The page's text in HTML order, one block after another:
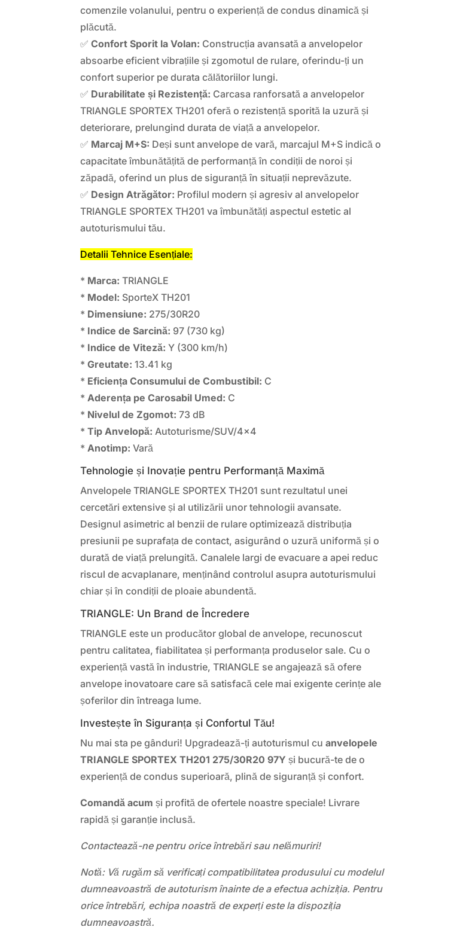
comenzile volanului, pentru o experiență de condus dinamică și
plăcută.
✅Confort Sporit la Volan: Construcția avansată a anvelopelor
absoarbe eficient vibrațiile și zgomotul de rulare, oferindu-ți un
confort superior pe durata călătoriilor lungi.
✅ Durabilitate și Rezistență: Carcasa ranforsată a anvelopelor
TRIANGLE SPORTEX TH201 oferă o rezistență sporită la uzură și
deteriorare, prelungind durata de viață a anvelopelor.
✅ Marcaj M+S: Deși sunt anvelope de vară, marcajul M+S indică o
capacitate îmbunătățită de performanță în condiții de noroi și
zăpadă, oferind un plus de siguranță în situații neprevăzute.
✅ Design Atrăgător: Profilul modern și agresiv al anvelopelor
TRIANGLE SPORTEX TH201 va îmbunătăți aspectul estetic al
autoturismului tău.
Detalii Tehnice Esențiale:
* Marca: TRIANGLE
* Model: SporteX TH201
* Dimensiune: 275/30R20
* Indice de Sarcină: 97 (730 kg)
* Indice de Viteză: Y (300 km/h)
*Greutate: 13.41 kg
* Eficiența Consumului de Combustibil: C
* Aderența pe Carosabil Umed: C
* Nivelul de Zgomot: 73 dB
*Tip Anvelopă: Autoturisme/SUV/4×4
* Anotimp: Vară
Tehnologie și Inovație pentru Performanță Maximă
Anvelopele TRIANGLE SPORTEX TH201 sunt rezultatul unei
cercetări extensive și al utilizării unor tehnologii avansate.
Designul asimetric al benzii de rulare optimizează distribuția
presiunii pe suprafața de contact, asigurând o uzură uniformă și o
durată de viață prelungită. Canalele largi de evacuare a apei reduc
riscul de acvaplanare, menținând controlul asupra autoturismului
chiar și în condiții de ploaie abundentă.
TRIANGLE: Un Brand de Încredere
TRIANGLE este un producător global de anvelope, recunoscut
pentru calitatea, fiabilitatea și performanța produselor sale. Cu o
experiență vastă în industrie, TRIANGLE se angajează să ofere
anvelope inovatoare care să satisfacă cele mai exigente cerințe ale
șoferilor din întreaga lume.
Investește în Siguranța și Confortul Tău!
Nu mai sta pe gânduri! Upgradează-ți autoturismul cuanvelopele
TRIANGLE SPORTEX TH201 275/30R20 97Y și bucură-te de o
experiență de condus superioară, plină de siguranță și confort.
Comandă acum și profită de ofertele noastre speciale! Livrare
rapidă și garanție inclusă.
Contactează-ne pentru orice întrebări sau nelămuriri!
Notă: Vă rugăm să verificați compatibilitatea produsului cu modelul
dumneavoastră de autoturism înainte de a efectua achiziția. Pentru
orice întrebări, echipa noastră de experți este la dispoziția
dumneavoastră.